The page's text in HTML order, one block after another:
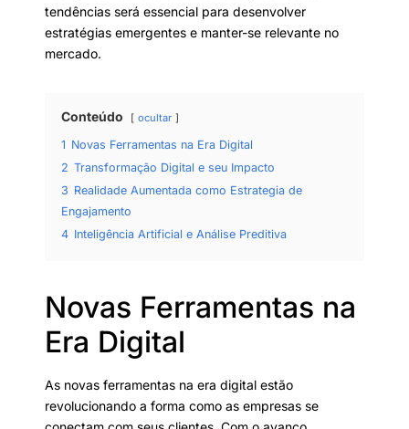
tendências será essencial para desenvolver
estratégias emergentes e manter-se relevante no
mercado.
Conteúdo ocultar
1 Novas Ferramentas na Era Digital
2 Transformação Digital e seu Impacto
3 Realidade Aumentada como Estrategia de
Engajamento
4 Inteligência Artificial e Análise Preditiva
Novas Ferramentas na
Era Digital
As novas ferramentas na era digital estão
revolucionando a forma como as empresas se